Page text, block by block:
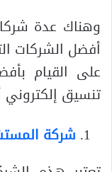
وهناك عدة
أفضل الشركات
على القيام
تنسيق
شركة